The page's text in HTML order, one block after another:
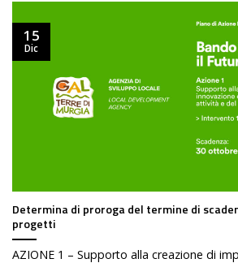
Determina di proroga del termine di
progetti
AZIONE 1 – Supporto alla creazione di
15
Dic